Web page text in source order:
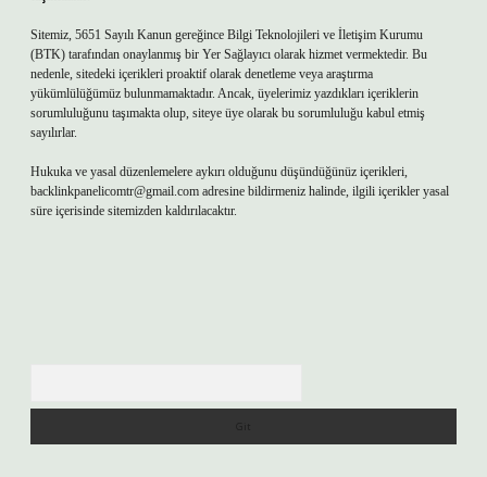
Sitemiz, 5651 Sayılı Kanun gereğince Bilgi Teknolojileri ve İletişim Kurumu
(BTK) tarafından onaylanmış bir Yer Sağlayıcı olarak hizmet vermektedir. Bu
nedenle, sitedeki içerikleri proaktif olarak denetleme veya araştırma
yükümlülüğümüz bulunmamaktadır. Ancak, üyelerimiz yazdıkları içeriklerin
sorumluluğunu taşımakta olup, siteye üye olarak bu sorumluluğu kabul etmiş
sayılırlar.
Hukuka ve yasal düzenlemelere aykırı olduğunu düşündüğünüz içerikleri,
backlinkpanelicomtr@gmail.com adresine bildirmeniz halinde, ilgili içerikler yasal
süre içerisinde sitemizden kaldırılacaktır.